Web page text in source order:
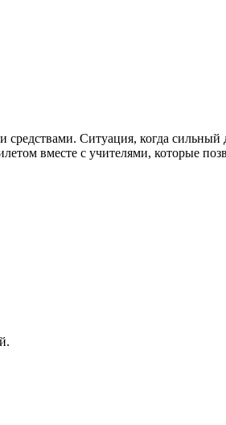
Ситуация, когда сильный
вместе с учителями, которые